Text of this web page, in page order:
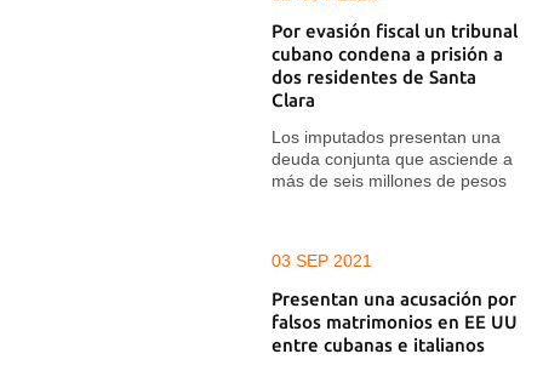
Por evasión fiscal un tribunal
cubano condena a prisión a
dos residentes de Santa
Clara
Los imputados presentan una
deuda conjunta que asciende a
más de seis millones de pesos
03 SEP 2021
Presentan una acusación por
falsos matrimonios en EE UU
entre cubanas e italianos